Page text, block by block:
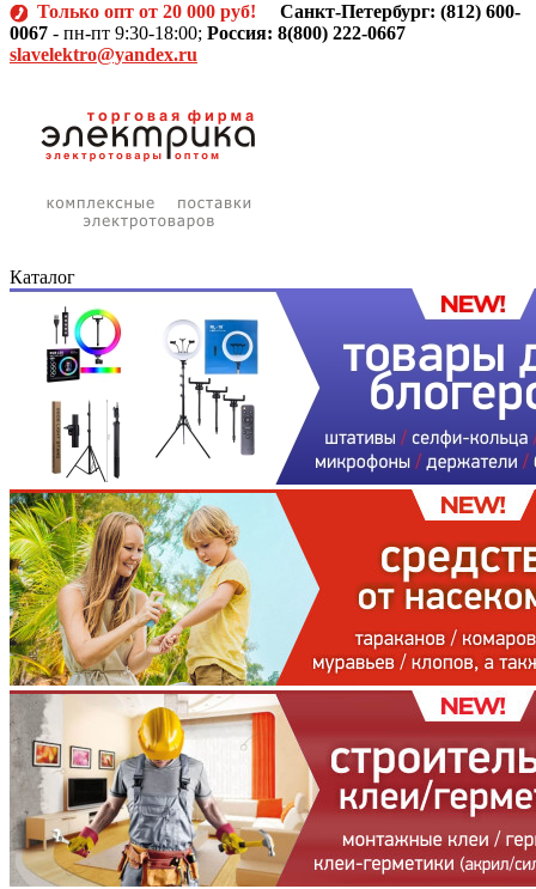
Только опт от 20 000 руб! Санкт-Петербург: (812) 600-
0067 - пн-пт 9:30-18:00; Россия: 8(800) 222-0667
slavelektro@yandex.ru
Каталог